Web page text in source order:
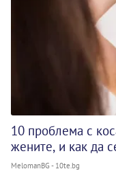
10 проблема с
жените, и как да
MelomanBG - 10te.bg